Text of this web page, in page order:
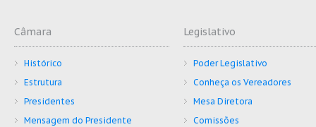
Câmara
Histórico
Estrutura
Presidentes
Mensagem do Presidente
Legislativo
Poder Legislativo
Conheça os Vereadores
Mesa Diretora
Comissões